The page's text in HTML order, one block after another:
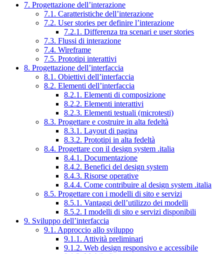
7. Progettazione dell’interazione
7.1. Caratteristiche dell’interazione
7.2. User stories per definire l’interazione
7.2.1. Differenza tra scenari e user stories
7.3. Flussi di interazione
7.4. Wireframe
7.5. Prototipi interattivi
8. Progettazione dell’interfaccia
8.1. Obiettivi dell’interfaccia
8.2. Elementi dell’interfaccia
8.2.1. Elementi di composizione
8.2.2. Elementi interattivi
8.2.3. Elementi testuali (microtesti)
8.3. Progettare e costruire in alta fedeltà
8.3.1. Layout di pagina
8.3.2. Prototipi in alta fedeltà
8.4. Progettare con il design system .italia
8.4.1. Documentazione
8.4.2. Benefici del design system
8.4.3. Risorse operative
8.4.4. Come contribuire al design system .italia
8.5. Progettare con i modelli di sito e servizi
8.5.1. Vantaggi dell’utilizzo dei modelli
8.5.2. I modelli di sito e servizi disponibili
9. Sviluppo dell’interfaccia
9.1. Approccio allo sviluppo
9.1.1. Attività preliminari
9.1.2. Web design responsivo e accessibile